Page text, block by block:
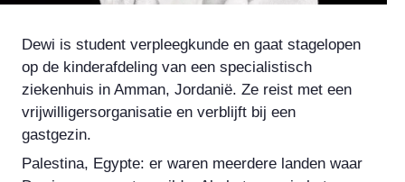
Dewi is student verpleegkunde en gaat stagelopen
op de kinderafdeling van een specialistisch
ziekenhuis in Amman, Jordanië. Ze reist met een
vrijwilligersorganisatie en verblijft bij een
gastgezin.
Palestina, Egypte: er waren meerdere landen waar